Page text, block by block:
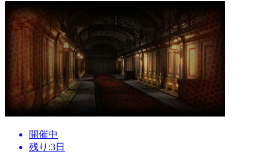
開催中
残り:3日